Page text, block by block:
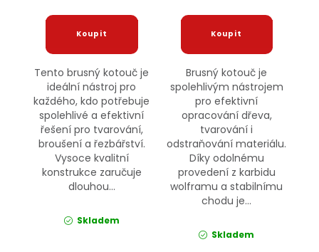
Tento brusný kotouč je
ideální nástroj pro
každého, kdo potřebuje
spolehlivé a efektivní
řešení pro tvarování,
broušení a řezbářství.
Vysoce kvalitní
konstrukce zaručuje
dlouhou...
Skladem
Brusný kotouč je
spolehlivým nástrojem
pro efektivní
opracování dřeva,
tvarování i
odstraňování materiálu.
Díky odolnému
provedení z karbidu
wolframu a stabilnímu
chodu je...
Skladem